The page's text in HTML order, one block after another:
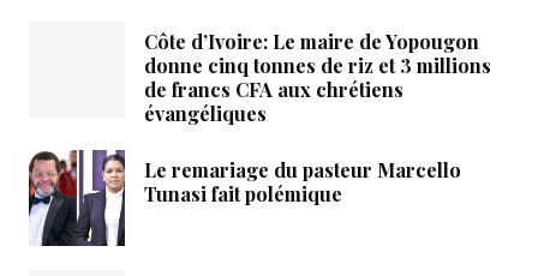
Côte d’Ivoire: Le maire de Yopougon
donne cinq tonnes de riz et 3 millions
de francs CFA aux chrétiens
évangéliques
Le remariage du pasteur Marcello
Tunasi fait polémique